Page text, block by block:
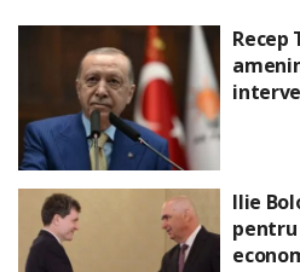
Recep
Ilie
pentru